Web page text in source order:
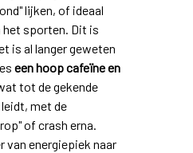
lijken, of ideaal
sporten. Dit is
is al langer geweten
een hoop cafeïne en
tot de gekende
leidt, met de
of crash erna.
van energiepiek naar